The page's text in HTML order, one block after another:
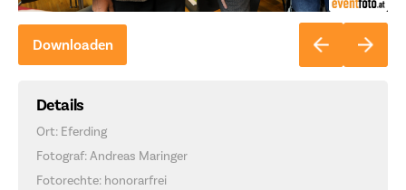
Downloaden
Details
Ort: Eferding
Fotograf: Andreas Maringer
Fotorechte: honorarfrei